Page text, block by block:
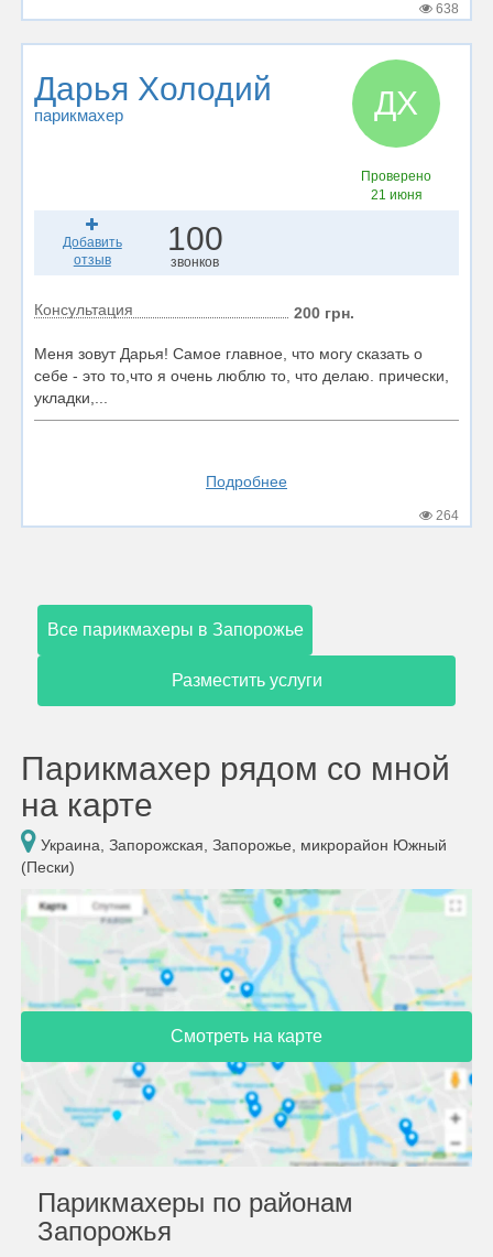
638
Дарья Холодий
парикмахер ДХ
Проверено
21 июня
Добавить
отзыв
100
звонков
Консультация 200 грн.
Меня зовут Дарья! Самое главное, что могу сказать о
себе - это то,что я очень люблю то, что делаю. прически,
укладки,...
Подробнее
264
Все парикмахеры в Запорожье
Разместить услуги
Парикмахер рядом со мной
на карте
Украина, Запорожская, Запорожье, микрорайон Южный
(Пески)
Смотреть на карте
Парикмахеры по районам
Запорожья